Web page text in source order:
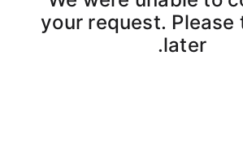
your request. Please
later.